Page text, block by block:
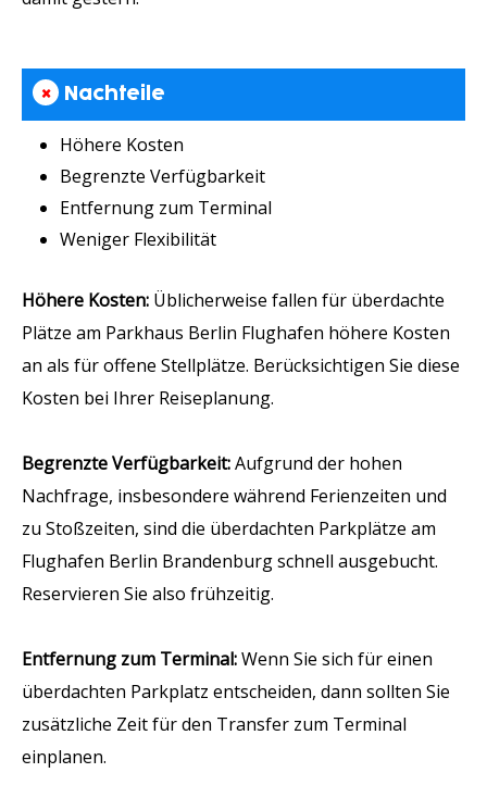
× Nachteile
Höhere Kosten
Begrenzte Verfügbarkeit
Entfernung zum Terminal
Weniger Flexibilität
Höhere Kosten: Üblicherweise fallen für überdachte
Plätze am Parkhaus Berlin Flughafen höhere Kosten
an als für offene Stellplätze. Berücksichtigen Sie diese
Kosten bei Ihrer Reiseplanung.
Begrenzte Verfügbarkeit:Aufgrund der hohen
Nachfrage, insbesondere während Ferienzeiten und
zu Stoßzeiten, sind die überdachten Parkplätze am
Flughafen Berlin Brandenburg schnell ausgebucht.
Reservieren Sie also frühzeitig.
Entfernung zum Terminal:Wenn Sie sich für einen
überdachten Parkplatz entscheiden, dann sollten Sie
zusätzliche Zeit für den Transfer zum Terminal
einplanen.